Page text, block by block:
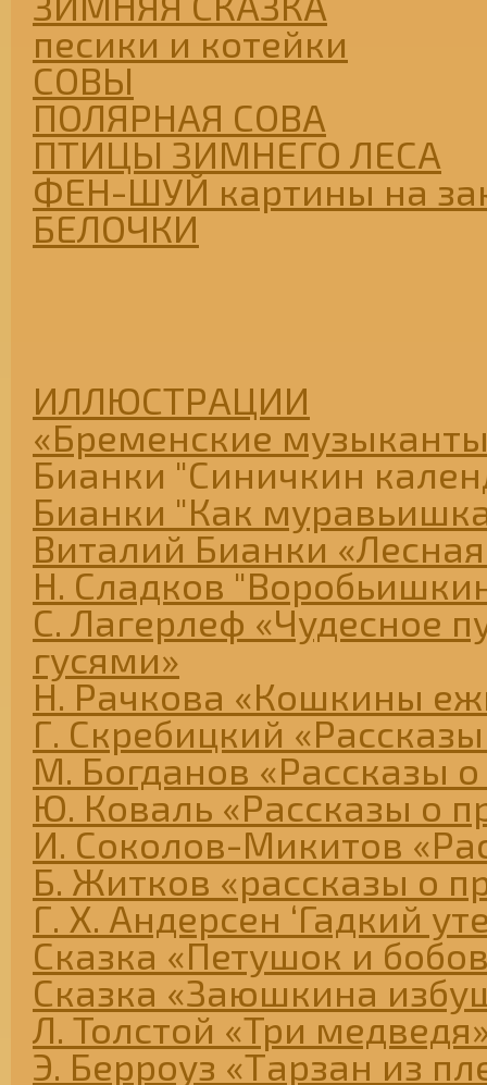
песики и котейки
СОВЫ
ПОЛЯРНАЯ СОВА
ПТИЦЫ ЗИМНЕГО ЛЕСА
ФЕН-ШУЙ картины на
БЕЛОЧКИ
ИЛЛЮСТРАЦИИ
«Бременские
Бианки "Синичкин
Бианки "Как
Виталий Бианки «Лесная
Н. Сладков
С. Лагерлеф «Чудесное
гусями»
Н. Рачкова «Кошкины
Г. Скребицкий
М. Богданов «Рассказы
Ю. Коваль «Рассказы о
И. Соколов-Микитов
Б. Житков «рассказы о
Г. Х. Андерсен ‘Гадкий
Сказка «Петушок и
Сказка «Заюшкина
Л. Толстой «Три
Э. Берроуз «Тарзан из